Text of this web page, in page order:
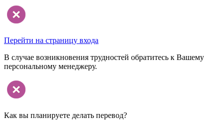
Перейти на страницу входа
В случае возникновения трудностей обратитесь к Вашему
персональному менеджеру.
Как вы планируете делать перевод?